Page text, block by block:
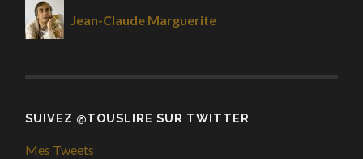
Jean-Claude Marguerite
SUIVEZ @TOUSLIRE SUR TWITTER
Mes Tweets